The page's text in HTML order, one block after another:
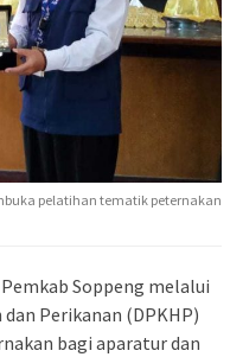
pelatihan tematik peternakan
Pemkab Soppeng melalui
Perikanan (DPKHP)
bagi aparatur dan